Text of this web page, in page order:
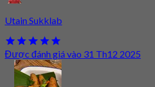
Utain Sukklab
Được đánh giá vào 31 Th12 2025